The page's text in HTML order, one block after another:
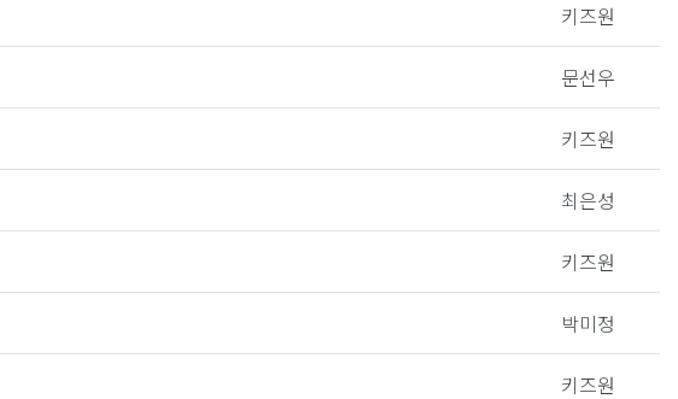
키즈원
문선우
키즈원
최은성
키즈원
박미정
키즈원